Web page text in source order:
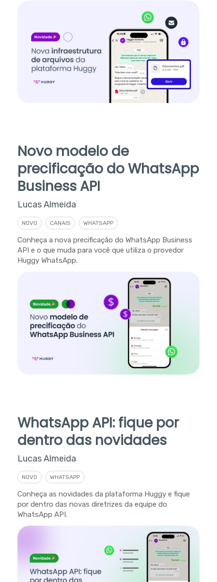
Novo modelo de
precificação do WhatsApp
Business API
Lucas Almeida
NOVO CANAIS WHATSAPP
Conheça a nova precificação do WhatsApp Business
API e o que muda para você que utiliza o provedor
Huggy WhatsApp.
WhatsApp API: fique por
dentro das novidades
Lucas Almeida
NOVO WHATSAPP
Conheça as novidades da plataforma Huggy e fique
por dentro das novas diretrizes da equipe do
WhatsApp API.